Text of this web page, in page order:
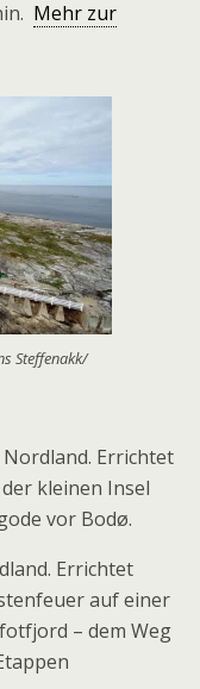
Mehr zur
Steffenakk/
Errichtet
kleinen Insel
vor Bodø.
Errichtet
auf einer
– dem Weg